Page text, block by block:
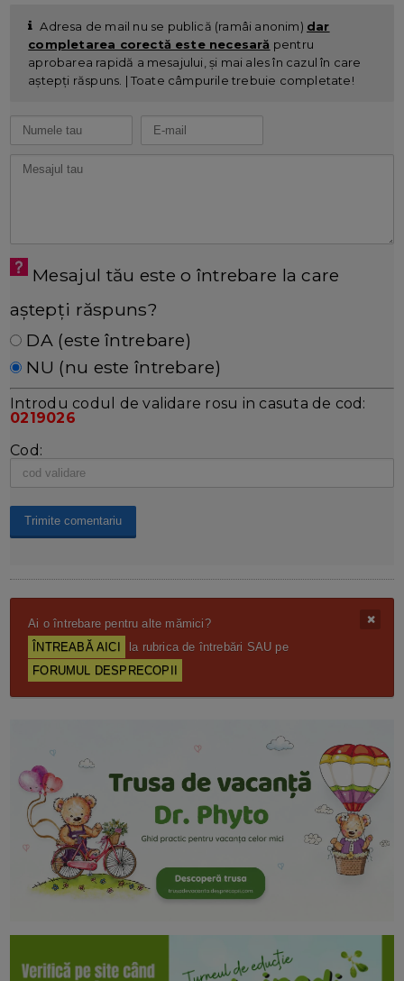
Adresa de mail nu se publică (ramâi anonim) dar
completarea corectă este necesară pentru
aprobarea rapidă a mesajului, și mai ales în cazul în care
aștepți răspuns. | Toate câmpurile trebuie completate!
Mesajul tău este o întrebare la care
aștepți răspuns?
DA (este întrebare)
NU (nu este întrebare)
Introdu codul de validare rosu in casuta de cod:
0219026
Cod:
Ai o întrebare pentru alte mămici?
ÎNTREABĂ AICI
la rubrica de întrebări SAU pe
FORUMUL DESPRECOPII